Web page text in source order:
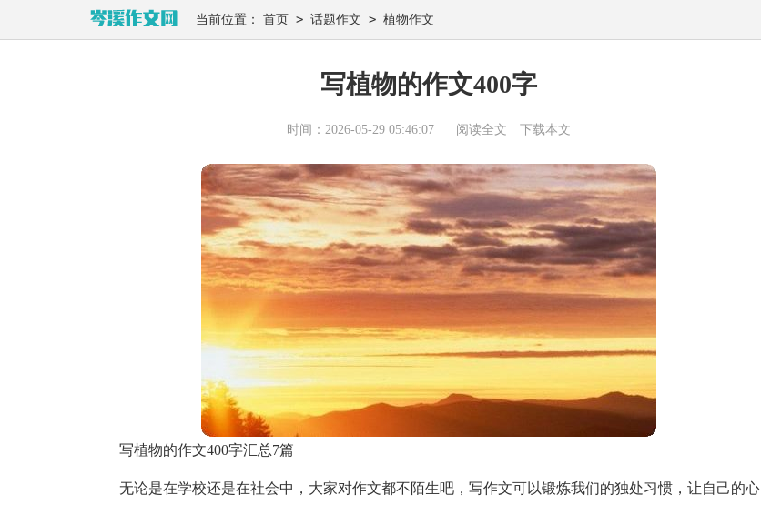
当前位置： 首页 > 话题作文 > 植物作文
写植物的作文400字
时间：2026-05-29 05:46:07 阅读全文 下载本文
写植物的作文400字汇总7篇
无论是在学校还是在社会中，大家对作文都不陌生吧，写作文可以锻炼我们的独处习惯，让自己的心